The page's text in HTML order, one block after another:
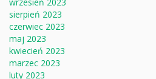
sierpień 2023
czerwiec 2023
maj 2023
kwiecień 2023
marzec 2023
luty 2023